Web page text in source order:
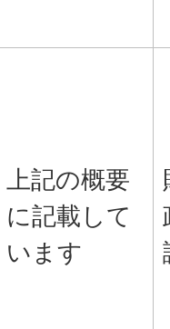
上記の概要
に記載して
います